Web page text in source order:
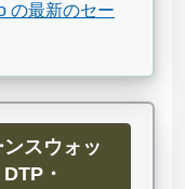
の最新のセー
スウォッ
・